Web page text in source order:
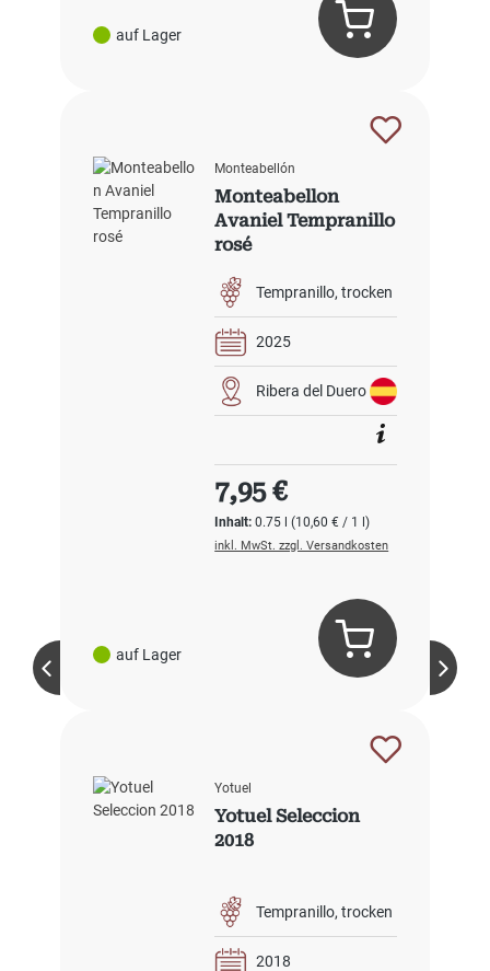
auf Lager
auf Lager
Monteabellón
Monteabellon
Avaniel Tempranillo
rosé
Tempranillo trocken
2025
Ribera del Duero
Inhalt:0.75 l(10,60 € / 1 l)
Regulärer Preis:
7,95 €
inkl. MwSt. zzgl. Versandkosten
Yotuel
Yotuel Seleccion
2018
Tempranillo trocken
2018